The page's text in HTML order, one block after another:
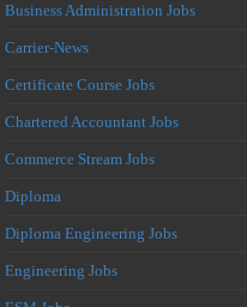
Business Administration Jobs
Carrier-News
Certificate Course Jobs
Chartered Accountant Jobs
Commerce Stream Jobs
Diploma
Diploma Engineering Jobs
Engineering Jobs